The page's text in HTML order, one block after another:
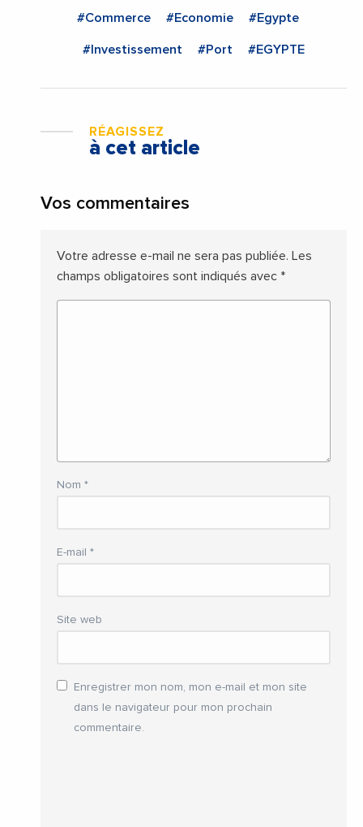
#Commerce #Economie #Egypte
#Investissement #Port #EGYPTE
RÉAGISSEZ
à cet article
Vos commentaires
Votre adresse e-mail ne sera pas publiée. Les
champs obligatoires sont indiqués avec *
Nom *
E-mail *
Site web
Enregistrer mon nom, mon e-mail et mon site
dans le navigateur pour mon prochain
commentaire.